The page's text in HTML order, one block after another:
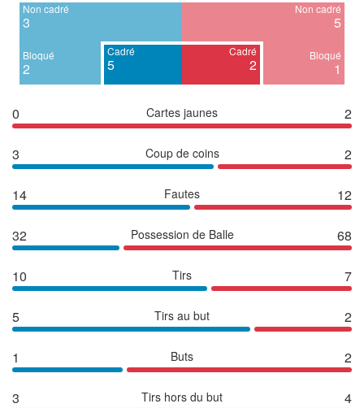
Non cadré
3
Bloqué
2
Cadré
5
Cadré
2
Non cadré
5
Bloqué
1
0 Cartes jaunes 2
3 Coup de coins 2
14 Fautes 12
32 Possession de Balle 68
10 Tirs 7
5 Tirs au but 2
1 Buts 2
3 Tirs hors du but 4